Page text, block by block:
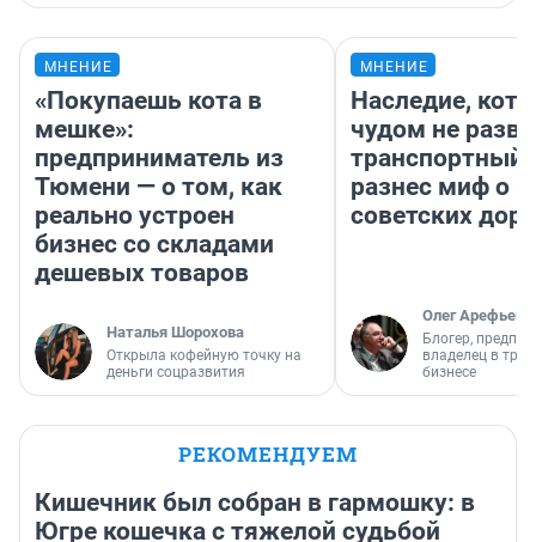
МНЕНИЕ
«Покупаешь кота в
мешке»:
предприниматель из
Тюмени — о том, как
реально устроен
бизнес со складами
дешевых товаров
Наталья Шорохова
Открыла кофейную точку на
деньги соцразвития
МНЕНИЕ
Наследие,
чудом не
транспортный
разнес миф о
советских
Олег Арефьев
Блогер,
владелец в
бизнесе
РЕКОМЕНДУЕМ
Кишечник был собран в гармошку: в
Югре кошечка с тяжелой судьбой